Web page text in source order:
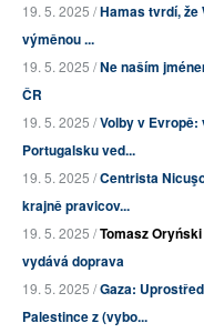
19. 5. 2025 /Hamas tvrdí, že
výměnou ...
19. 5. 2025 /Ne naším
ČR
19. 5. 2025 /Volby v
Portugalsku ved...
19. 5. 2025 /Centrista
krajně pravicov...
19. 5. 2025 /Tomasz Oryński
vydává doprava
19. 5. 2025 /Gaza:
Palestince z (vybo...